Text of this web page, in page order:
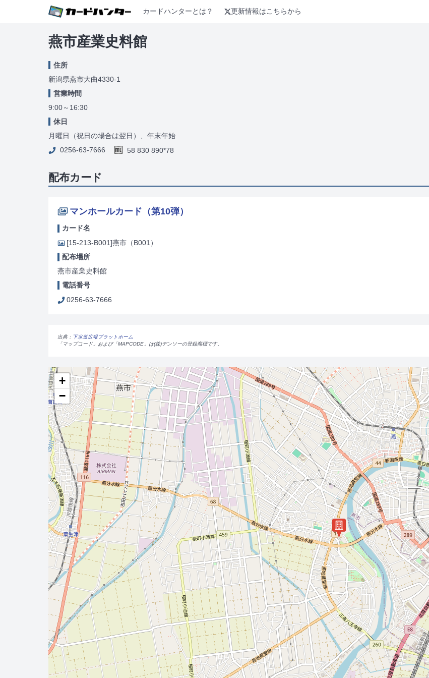
カードハンターとは？ 更新情報はこちらから
燕市産業史料館
住所
新潟県燕市大曲4330-1
営業時間
9:00～16:30
休日
月曜日（祝日の場合は翌日）、年末年始
0256-63-7666
58 830 890*78
配布カード
マンホールカード（第10弾）
カード名
[15-213-B001]燕市（B001）
配布場所
燕市産業史料館
電話番号
0256-63-7666
出典： 下水道広報プラットホーム
「マップコード」および「MAPCODE」は(株)デンソーの登録商標です。
+
−